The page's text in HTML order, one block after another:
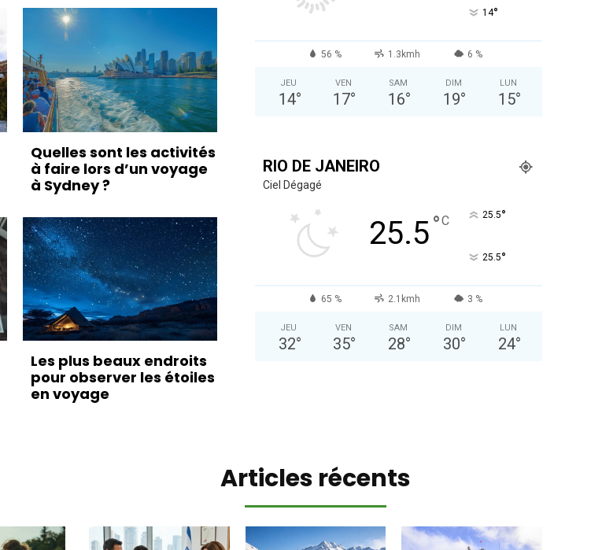
Quelles sont les activités
à faire lors d’un voyage
à Sydney ?
Les plus beaux endroits
pour observer les étoiles
en voyage
14°
56 % 1.3kmh 6 %
JEU
14°
VEN
17°
SAM
16°
DIM
19°
LUN
15°
RIO DE JANEIRO
Ciel Dégagé
25.5°C 25.5°
25.5°
65 % 2.1kmh 3 %
JEU
32°
VEN
35°
SAM
28°
DIM
30°
LUN
24°
Articles récents